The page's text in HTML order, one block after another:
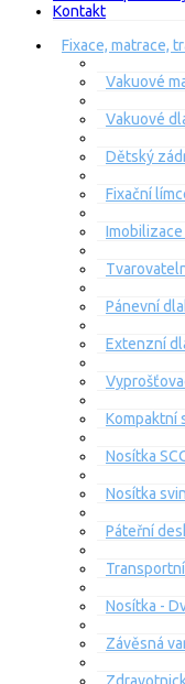
Kontakt
Fixace, matrace,
Vakuové
Vakuové
Dětský
Fixační
Pánevní
Extenzní
Kompaktní
Nosítka
Nosítka
Páteřní
Nosítka -
Závěsná